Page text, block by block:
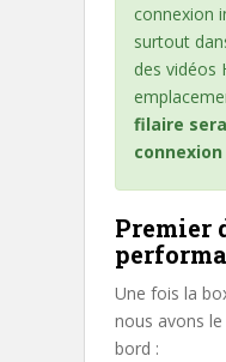
connexion
surtout
des vidéos
filaire
Premier
Une fois la
nous avons
bord :